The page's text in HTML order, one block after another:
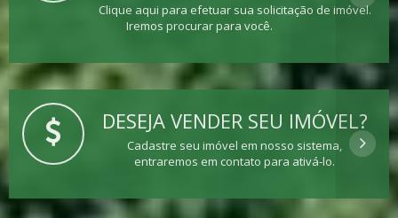
Clique aqui para efetuar sua solicitação de imóvel.
Iremos procurar para você.
DESEJA VENDER SEU IMÓVEL?
Cadastre seu imóvel em nosso sistema,
entraremos em contato para ativá-lo.